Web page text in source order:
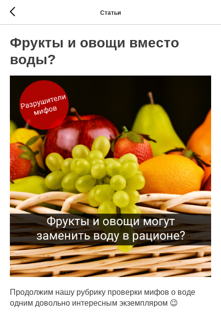
Статьи
Фрукты и овощи вместо
воды?
Продолжим нашу рубрику проверки мифов о воде
одним довольно интересным экземпляром 😉